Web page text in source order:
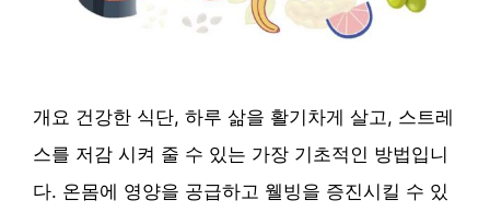
개요 건강한 식단, 하루 삶을 활기차게 살고, 스트레
스를 저감 시켜 줄 수 있는 가장 기초적인 방법입니
다. 온몸에 영양을 공급하고 웰빙을 증진시킬 수 있